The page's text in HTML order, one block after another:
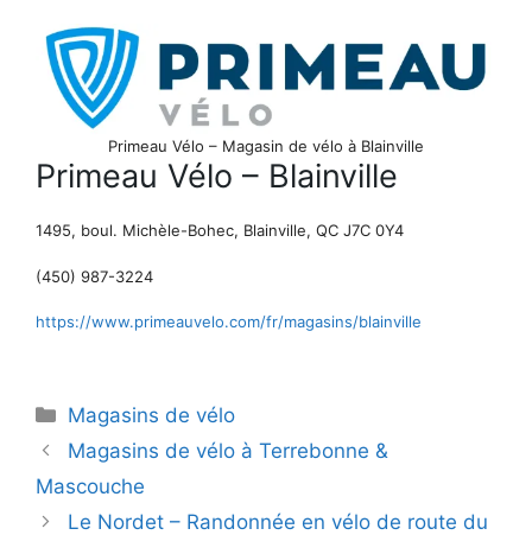
Primeau Vélo – Magasin de vélo à Blainville
Primeau Vélo – Blainville
1495, boul. Michèle-Bohec, Blainville, QC J7C 0Y4
(450) 987-3224
https://www.primeauvelo.com/fr/magasins/blainville
Catégories
Magasins de vélo
Magasins de vélo à Terrebonne &
Mascouche
Le Nordet – Randonnée en vélo de route du